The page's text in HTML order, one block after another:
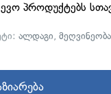
პროდუქტებს
ალდაგი,მეღვინეობა